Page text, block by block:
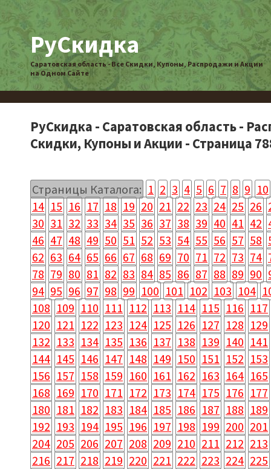
РуСкидка
Саратовская область - Все Скидки, Купоны, Распродажи и Акции
на Одном Сайте
РуСкидка - Саратовская область -
Скидки, Купоны и Акции - Страница
Страницы Каталога: 1 2 3 4 5 6 7 8 9 10
14 15 16 17 18 19 20 21 22 23 24 25 26
30 31 32 33 34 35 36 37 38 39 40 41 42
46 47 48 49 50 51 52 53 54 55 56 57 58
62 63 64 65 66 67 68 69 70 71 72 73 74
78 79 80 81 82 83 84 85 86 87 88 89 90
94 95 96 97 98 99 100 101 102 103 104
108 109 110 111 112 113 114 115 116 117
120 121 122 123 124 125 126 127 128 129
132 133 134 135 136 137 138 139 140 141
144 145 146 147 148 149 150 151 152 153
156 157 158 159 160 161 162 163 164 165
168 169 170 171 172 173 174 175 176 177
180 181 182 183 184 185 186 187 188 189
192 193 194 195 196 197 198 199 200 201
204 205 206 207 208 209 210 211 212 213
216 217 218 219 220 221 222 223 224 225